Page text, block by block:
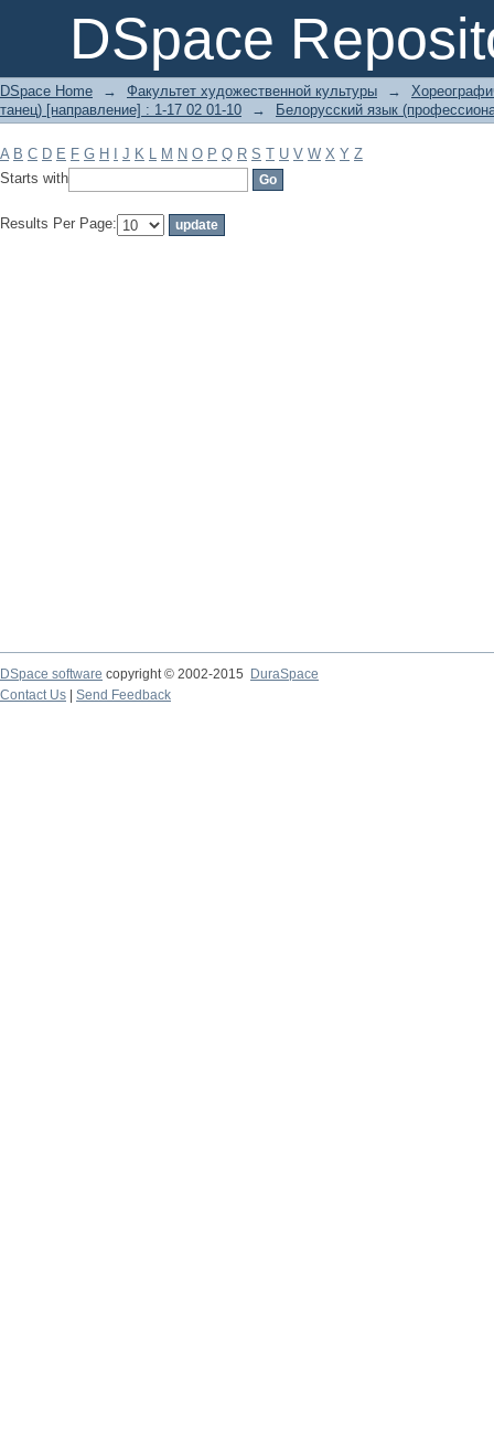
DSpace
Filter by: Subject
DSpace Home → Факультет художественной культуры →
танец) [направление] : 1-17 02 01-10
→ Белорусский язык
A B C D E F G H J K L M N O P Q R S T U V W X Y Z
Starts with
Results Per Page:
DSpace software copyright © 2002-2015
DuraSpace
Contact Us
Send Feedback